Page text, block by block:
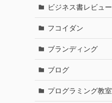
ビジネス書レビュー
フコイダン
ブランディング
ブログ
プログラミング教室